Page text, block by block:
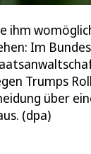
ihm
Im
Trumps
über
(dpa)